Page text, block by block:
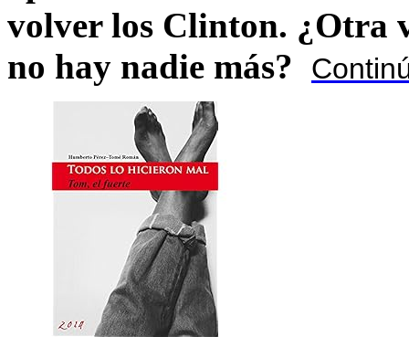
volver los Clinton. ¿Otra
no hay nadie más?